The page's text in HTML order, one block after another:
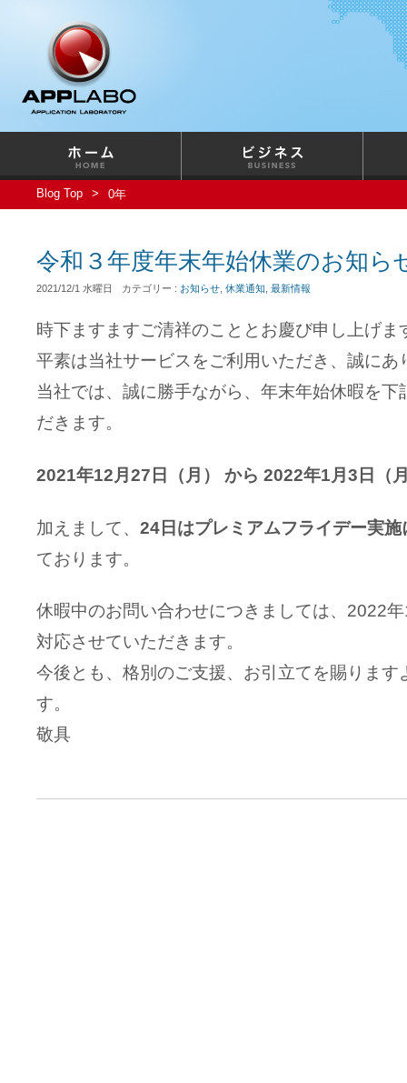
Blog Top 0年
令和３年度年末年始休業のお知ら
2021/12/1 水曜日 カテゴリー : お知らせ 休業通知 最新情報
時下ますますご清祥のこととお慶び申し上げま
平素は当社サービスをご利用いただき、誠にあ
当社では、誠に勝手ながら、年末年始休暇を下
だきます。
2021年12月27日（月） から 2022年1月3日（
加えまして、 24日はプレミアムフライデー実
ております。
休暇中のお問い合わせにつきましては、2022
対応させていただきます。
今後とも、格別のご支援、お引立てを賜ります
す。
敬具